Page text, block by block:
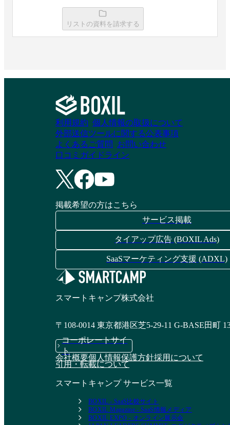
STORYX 採用
Instagram運用支援サ
SNS ONE MATCH
資料請求リストに追加
DYMのSNS運用代行
資料請求リストに追加
ハーマンドットの
SNS運用代行サービ
シェアコトのSNS運
リストの資料を請求する
利用規約 個人情報の取扱について
外部送信ツールに関する公表事項
よくあるご質問
お問い合わせ
口コミガイドライン
掲載希望の方はこちら
サービス掲載
タイアップ広告 (BOXIL Ads)
SaaSマーケティング支援 (ADXL)
スマートキャンプ株式会社
〒108-0014 東京都港区芝5-29-11 G-BASE田町
コーポレートサイ
ト
会社概要個人情報保護方針採用について
引用・転載について
スマートキャンプ サービス一覧
BOXIL - SaaS比較サイト
BOXIL Magazine - SaaS情報メディア
BOXIL EXPO - オンライン展示会